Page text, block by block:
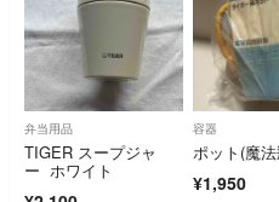
弁当用品
TIGER スープジャ
ー ホワイト
容器
ポット(魔
¥1,950